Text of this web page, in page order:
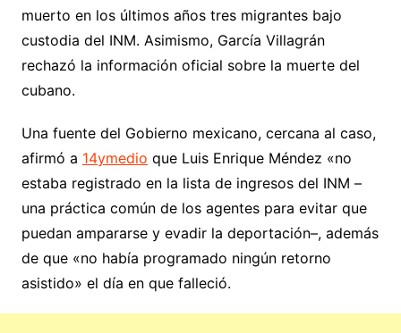
muerto en los últimos años tres migrantes bajo
custodia del INM. Asimismo, García Villagrán
rechazó la información oficial sobre la muerte del
cubano.
Una fuente del Gobierno mexicano, cercana al caso,
afirmó a 14ymedio que Luis Enrique Méndez «no
estaba registrado en la lista de ingresos del INM –
una práctica común de los agentes para evitar que
puedan ampararse y evadir la deportación–, además
de que «no había programado ningún retorno
asistido» el día en que falleció.